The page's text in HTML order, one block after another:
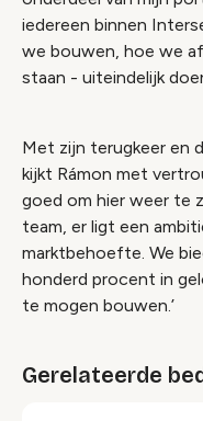
iedereen binnen
we bouwen, hoe we
staan - uiteindelijk
Met zijn terugkeer en
kijkt Rámon met
goed om hier weer te
team, er ligt een
marktbehoefte. We
honderd procent in
te mogen bouwen.’
Gerelateerde